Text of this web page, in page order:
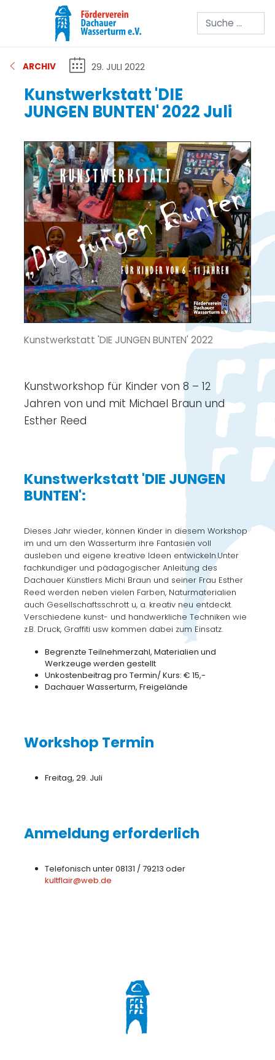
Suchen
ARCHIV 29. JULI 2022
Kunstwerkstatt 'DIE
JUNGEN BUNTEN' 2022 Juli
Kunstwerkstatt 'DIE JUNGEN BUNTEN' 2022
Kunstworkshop für Kinder von 8 – 12
Jahren von und mit Michael Braun und
Esther Reed
Kunstwerkstatt 'DIE JUNGEN
BUNTEN':
Dieses Jahr wieder, können Kinder in diesem Workshop
im und um den Wasserturm ihre Fantasien voll
ausleben und eigene kreative Ideen entwickeln.Unter
fachkundiger und pädagogischer Anleitung des
Dachauer Künstlers Michi Braun und seiner Frau Esther
Reed werden neben vielen Farben, Naturmaterialien
auch Gesellschaftsschrott u, a. kreativ neu entdeckt.
Verschiedene kunst- und handwerkliche Techniken wie
z.B. Druck, Graffiti usw kommen dabei zum Einsatz.
Begrenzte Teilnehmerzahl, Materialien und
Werkzeuge werden gestellt
Unkostenbeitrag pro Termin/ Kurs: € 15,-
Dachauer Wasserturm, Freigelände
Workshop Termin
Freitag, 29. Juli
Anmeldung erforderlich
Telefonisch unter 08131 / 79213 oder
kultflair@web.de